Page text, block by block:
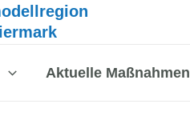
Aktuelle Maßnahmen